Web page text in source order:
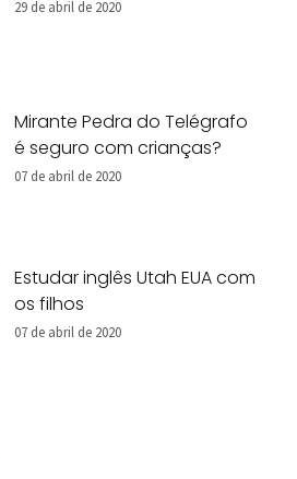
29 de abril de 2020
Mirante Pedra do Telégrafo
é seguro com crianças?
07 de abril de 2020
Estudar inglês Utah EUA com
os filhos
07 de abril de 2020